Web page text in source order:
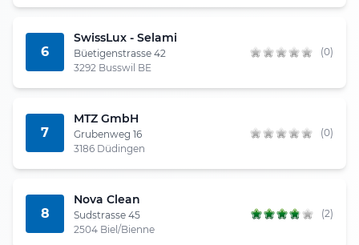
6
SwissLux - Selami
Büetigenstrasse 42
3292 Busswil BE
(0)
7
MTZ GmbH
Grubenweg 16
3186 Düdingen
(0)
8
Nova Clean
Sudstrasse 45
2504 Biel/Bienne
(2)